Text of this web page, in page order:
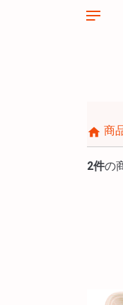
home 商
2件の